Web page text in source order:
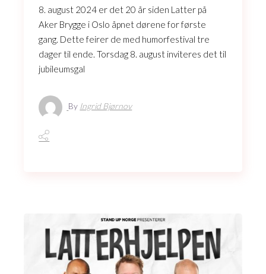
8. august 2024 er det 20 år siden Latter på
Aker Brygge i Oslo åpnet dørene for første
gang. Dette feirer de med humorfestival tre
dager til ende. Torsdag 8. august inviteres det til
jubileumsgal
By Ingrid Bjørnov